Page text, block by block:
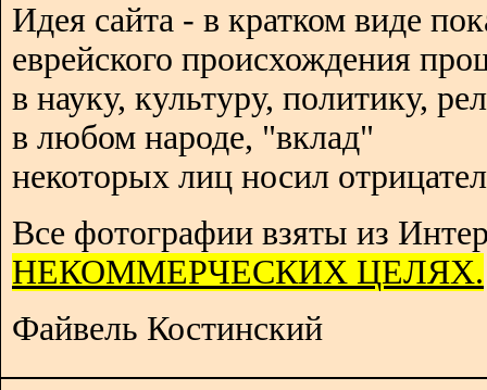
Идея сайта - в кратком виде
еврейского происхождения
в науку, культуру, политику,
в любом народе, "вклад"
некоторых лиц носил
Все фотографии взяты из
НЕКОММЕРЧЕСКИХ ЦЕЛЯХ.
Файвель Костинский